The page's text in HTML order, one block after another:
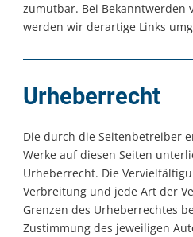
zumutbar. Bei Bekanntwerden
werden wir derartige Links
Urheberrecht
Die durch die Seitenbetreiber
Werke auf diesen Seiten
Urheberrecht. Die
Verbreitung und jede Art der
Grenzen des Urheberrechtes
Zustimmung des jeweiligen